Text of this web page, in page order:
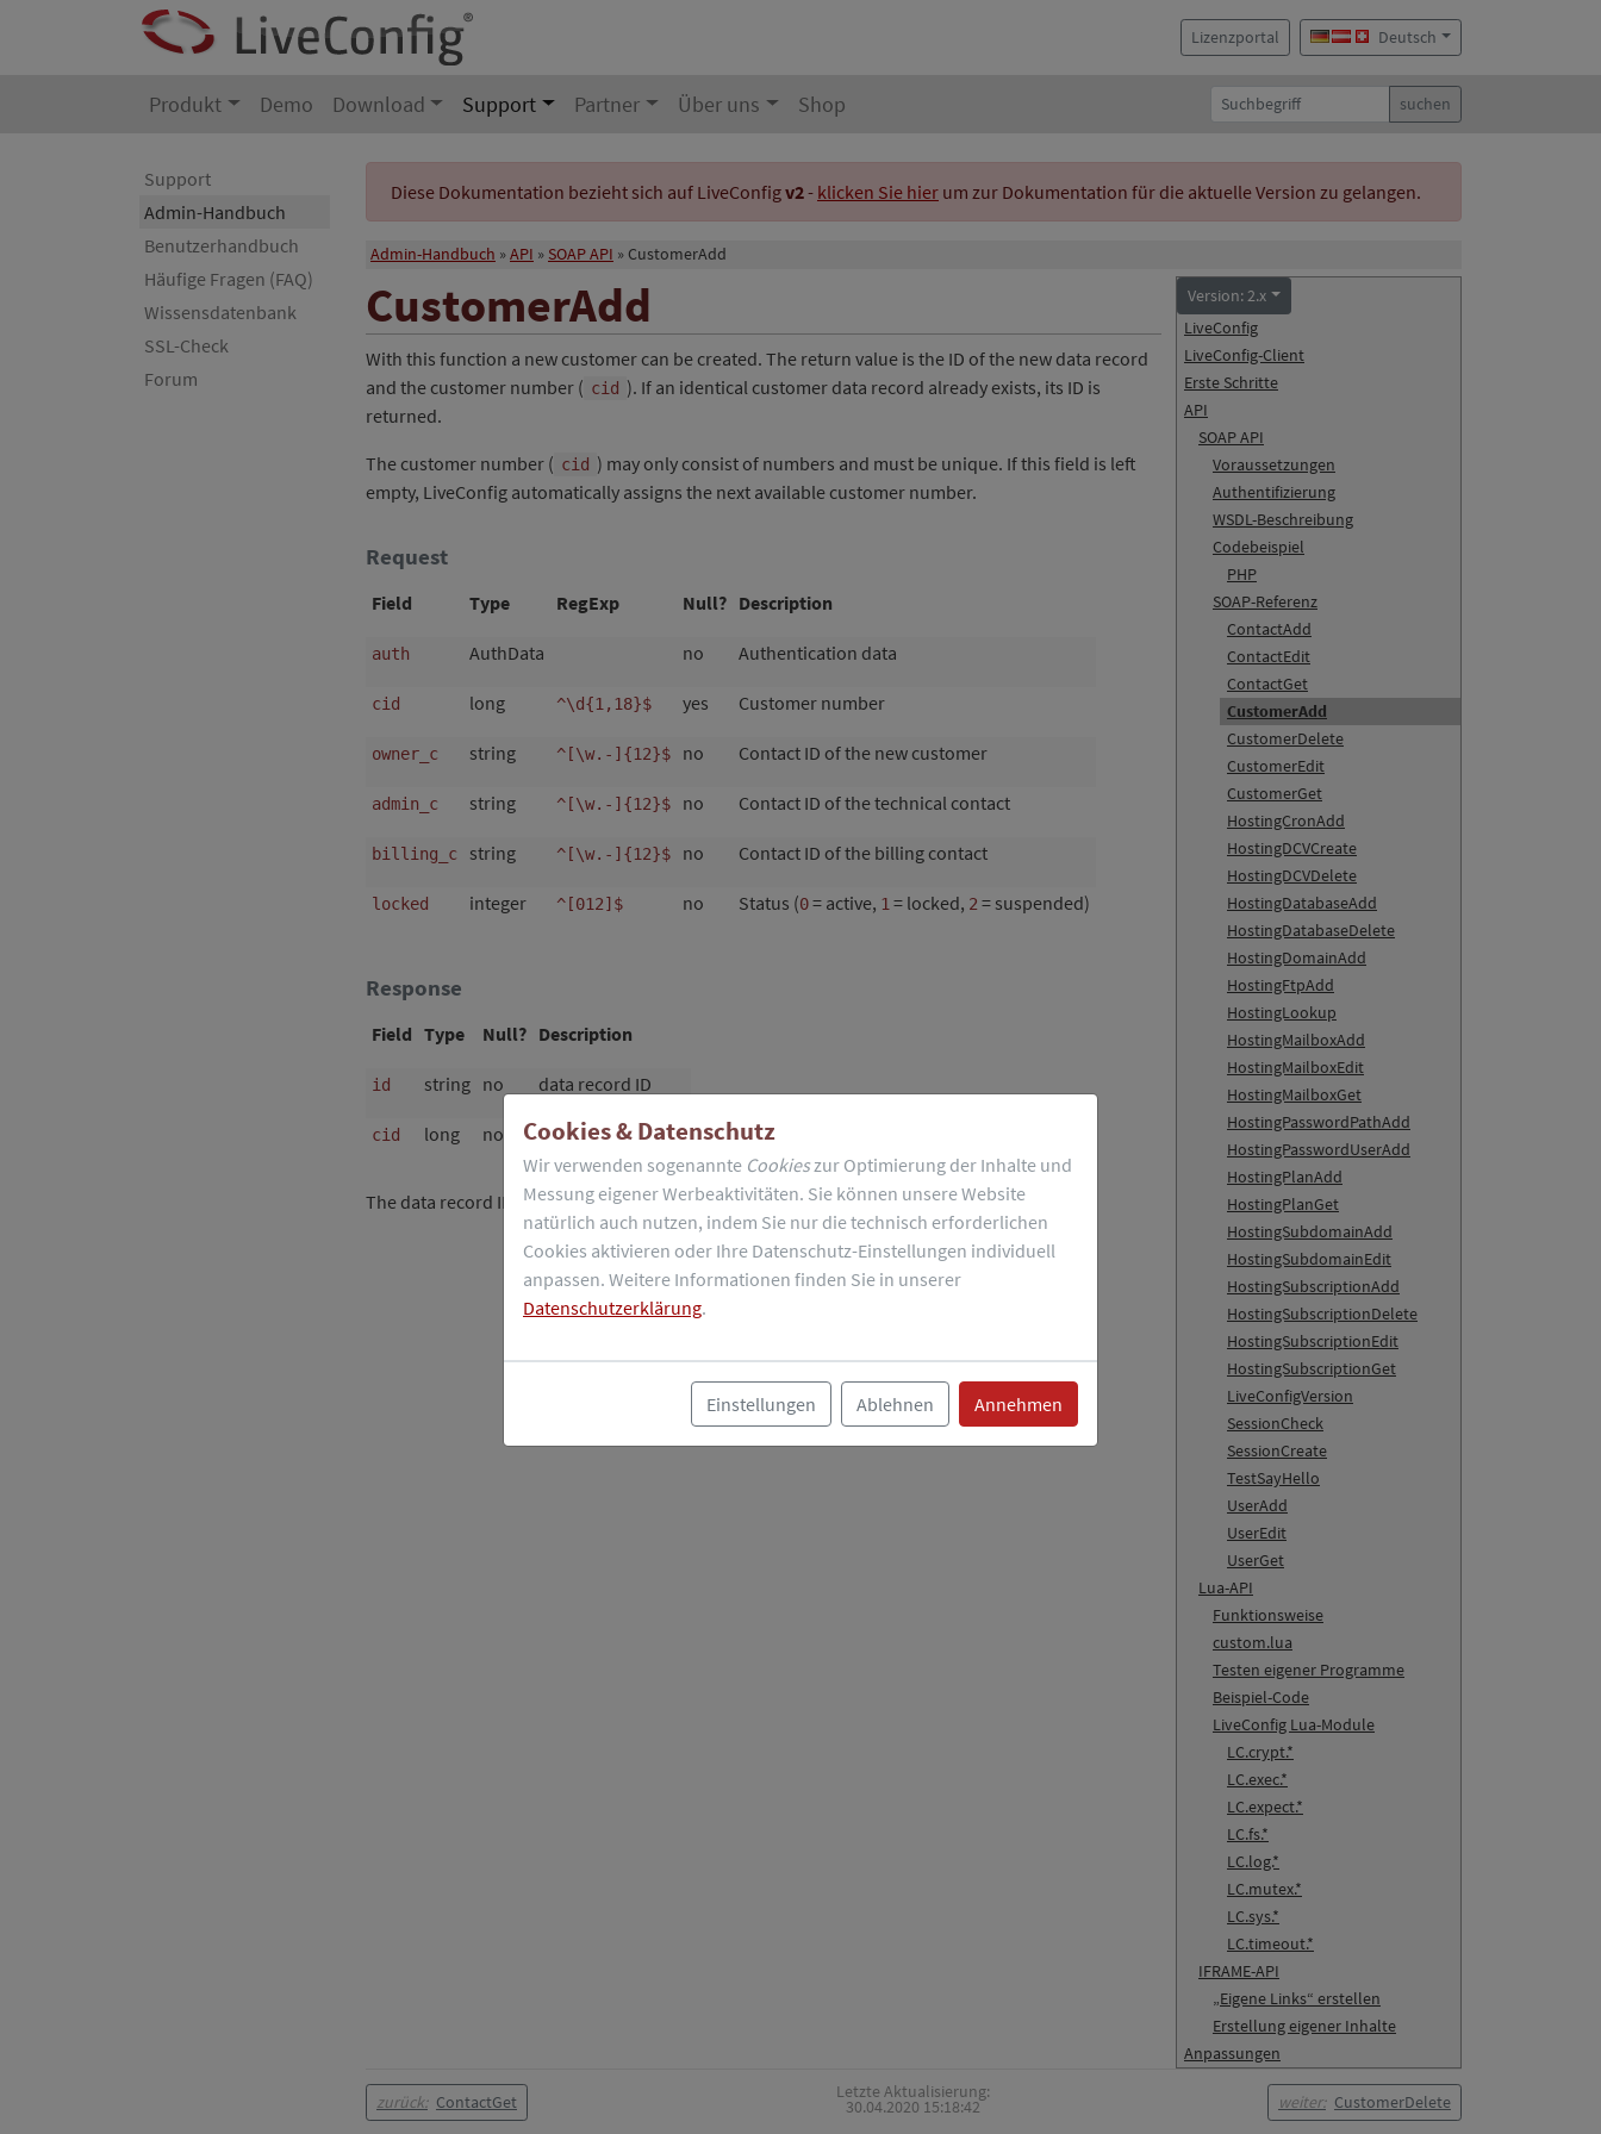
Lizenzportal Deutsch
Produkt Demo Download Support Partner Über uns Shop suchen
Support
Admin-Handbuch
Benutzerhandbuch
Häufige Fragen (FAQ)
Wissensdatenbank
SSL-Check
Forum
Diese Dokumentation bezieht sich auf LiveConfigv2- klicken Sie hier um zur Dokumentation für die aktuelle Version zu gelangen.
Admin-Handbuch API SOAP API CustomerAdd
Version: 2.x
LiveConfig
LiveConfig-Client
Erste Schritte
API
SOAP API
Voraussetzungen
Authentifizierung
WSDL-Beschreibung
Codebeispiel
PHP
SOAP-Referenz
ContactAdd
ContactEdit
ContactGet
CustomerAdd
CustomerDelete
CustomerEdit
CustomerGet
HostingCronAdd
HostingDCVCreate
HostingDCVDelete
HostingDatabaseAdd
HostingDatabaseDelete
HostingDomainAdd
HostingFtpAdd
HostingLookup
HostingMailboxAdd
HostingMailboxEdit
HostingMailboxGet
HostingPasswordPathAdd
HostingPasswordUserAdd
HostingPlanAdd
HostingPlanGet
HostingSubdomainAdd
HostingSubdomainEdit
HostingSubscriptionAdd
HostingSubscriptionDelete
HostingSubscriptionEdit
HostingSubscriptionGet
LiveConfigVersion
SessionCheck
SessionCreate
TestSayHello
UserAdd
UserEdit
UserGet
Lua-API
Funktionsweise
custom.lua
Testen eigener Programme
Beispiel-Code
LiveConfig Lua-Module
LC.crypt.*
LC.exec.*
LC.expect.*
LC.fs.*
LC.log.*
LC.mutex.*
LC.sys.*
LC.timeout.*
IFRAME-API
„Eigene Links“ erstellen
Erstellung eigener Inhalte
Anpassungen
CustomerAdd
With this function a new customer can be created. The return value is the ID of the new data record
and the customer number ( cid ). If an identical customer data record already exists, its ID is
returned.
The customer number ( cid ) may only consist of numbers and must be unique. If this field is left
empty, LiveConfig automatically assigns the next available customer number.
Request
Field Type RegExp Null? Description
auth AuthData no Authentication data
cid long ^\d{1,18}$ yes Customer number
owner_c string ^[\w.-]{12}$ no Contact ID of the new customer
admin_c string ^[\w.-]{12}$ no Contact ID of the technical contact
billing_c string ^[\w.-]{12}$ no Contact ID of the billing contact
locked integer ^[012]$ no Status (0= active, 1 = locked, 2 = suspended)
Response
Field Type Null? Description
id string no data record ID
cid long no Customer number
The data record ID is customer-specific encrypted.
zurück: ContactGet
Letzte Aktualisierung:
30.04.2020 15:18:42 weiter: CustomerDelete
Cookies & Datenschutz
Wir verwenden sogenannte Cookieszur Optimierung der Inhalte und
Messung eigener Werbeaktivitäten. Sie können unsere Website
natürlich auch nutzen, indem Sie nur die technisch erforderlichen
Cookies aktivieren oder Ihre Datenschutz-Einstellungen individuell
anpassen. Weitere Informationen finden Sie in unserer
Datenschutzerklärung.
Einstellungen Ablehnen Annehmen